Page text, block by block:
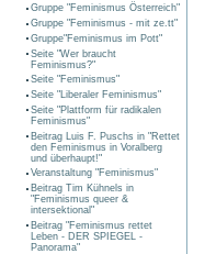
Gruppe "Feminismus Österreich"
Gruppe "Feminismus - mit ze.tt"
Gruppe"Feminismus im Pott"
Seite "Wer braucht
Feminismus?"
Seite "Feminismus"
Seite "Liberaler Feminismus"
Seite "Plattform für radikalen
Feminismus"
Beitrag Luis F. Puschs in "Rettet
den Feminismus in Voralberg
und überhaupt!"
Veranstaltung "Feminismus"
Beitrag Tim Kühnels in
"Feminismus queer &
intersektional"
Beitrag "Feminismus rettet
Leben - DER SPIEGEL -
Panorama"